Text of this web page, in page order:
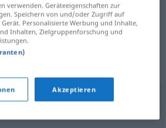
aus externen Quellen
Langenscheidt Redaktion
to combat desertification.
verwenden. Geräteeigenschaften zur
Speichern von und/oder Zugriff auf
Personalisierte Werbung und Inhalte,
Inhalten, Zielgruppenforschung und
Akzeptieren